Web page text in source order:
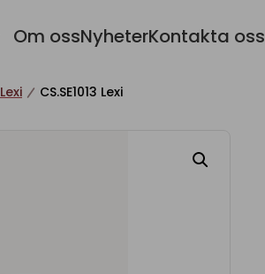
Om ossNyheterKontakta oss
Lexi CS.SE1013 Lexi